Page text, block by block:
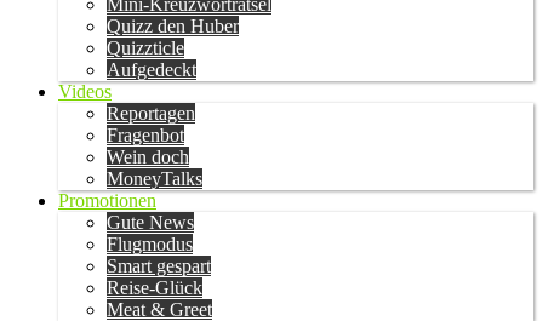
Mini-Kreuzworträtsel
Quizz den Huber
Quizzticle
Aufgedeckt
Videos
Reportagen
Fragenbot
Wein doch
MoneyTalks
Promotionen
Gute News
Flugmodus
Smart gespart
Reise-Glück
Meat & Greet